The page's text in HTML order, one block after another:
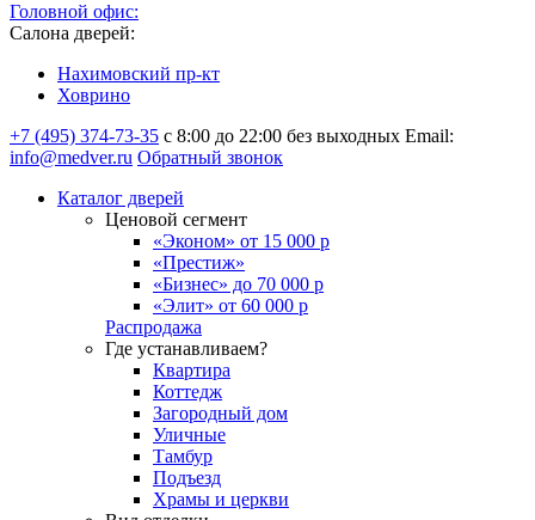
Головной офис:
Салона дверей:
Нахимовский пр-кт
Ховрино
+7 (495) 374-73-35 с 8:00 до 22:00 без выходных Email:
info@medver.ru Обратный звонок
Каталог дверей
Ценовой сегмент
«Эконом» от 15 000 р
«Престиж»
«Бизнес» до 70 000 р
«Элит» от 60 000 р
Распродажа
Где устанавливаем?
Квартира
Коттедж
Загородный дом
Уличные
Тамбур
Подъезд
Храмы и церкви